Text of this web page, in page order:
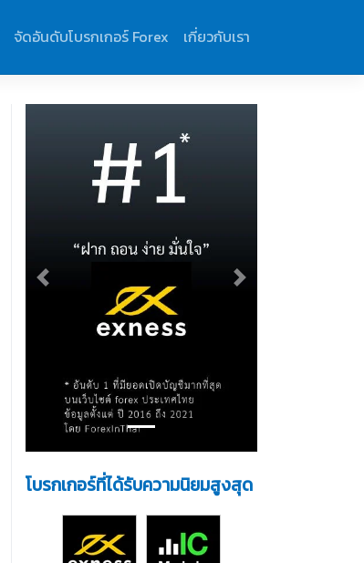
จัดอันดับโบรกเกอร์ Forex เกี่ยวกับเรา
Previous Next
โบรกเกอร์ที่ได้รับความนิยมสูงสุด